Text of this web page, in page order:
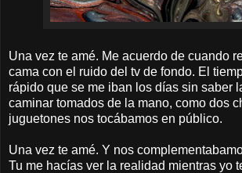
Una vez te amé. Me acuerdo de cuando
cama con el ruido del tv de fondo. El
rápido que se me iban los días sin saber
caminar tomados de la mano, como dos
juguetones nos tocábamos en público.
Una vez te amé. Y nos
Tu me hacías ver la realidad mientras yo